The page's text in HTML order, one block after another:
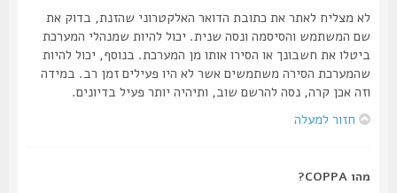
לא מצליח לאתר את כתובת הדואר האלקטרוני שהזנת, בדוק את
שם המשתמש והסיסמה ונסה שנית. יכול להיות שמנהלי המערכת
ביטלו את חשבונך או הסירו אותו מן המערכת. בנוסף, יכול להיות
שהמערכת הסירה משתמשים אשר לא היו פעילים זמן רב. במידה
וזה אכן קרה, נסה להרשם שוב, ותיהיה יותר פעיל בדיונים.
חזור למעלה